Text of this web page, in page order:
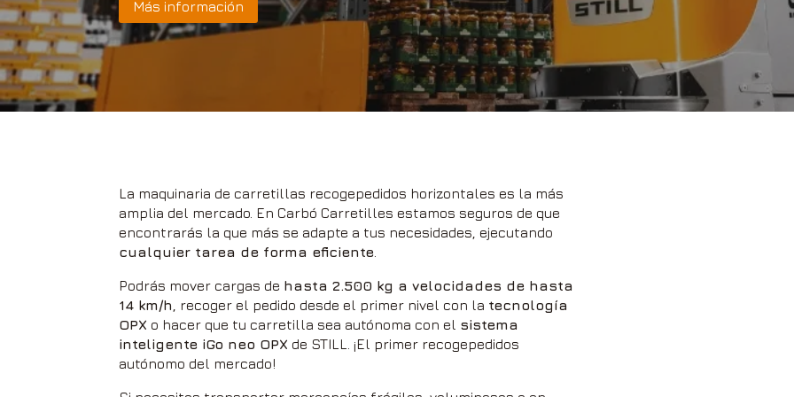
Más información
La maquinaria de carretillas recogepedidos horizontales es la más
amplia del mercado. En Carbó Carretilles estamos seguros de que
encontrarás la que más se adapte a tus necesidades, ejecutando
cualquier tarea de forma eficiente
Podrás mover cargas de hasta 2.500 kg a velocidades de hasta
14 km/h
, recoger el pedido desde el primer nivel con la tecnología
OPX o hacer que tu carretilla sea autónoma con el sistema
inteligente iGo neo OPX de STILL. ¡El primer recogepedidos
autónomo del mercado!